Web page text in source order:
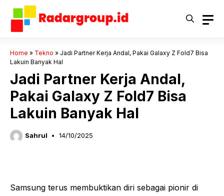
Langsung
Home » Tekno » Jadi Partner Kerja Andal, Pakai Galaxy Z Fold7 Bisa
Lakuin Banyak Hal
Jadi Partner Kerja Andal,
Pakai Galaxy Z Fold7 Bisa
Lakuin Banyak Hal
Sahrul 14/10/2025
Samsung terus membuktikan diri sebagai pionir di